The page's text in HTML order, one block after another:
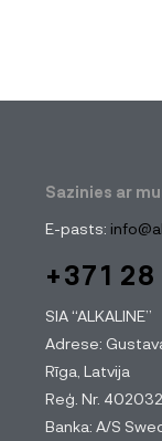
Sazinies ar
E-pasts:
+371
SIA “ALKALINE”
Adrese:
Rīga, Latvija
Reģ. Nr.
Banka: A/S